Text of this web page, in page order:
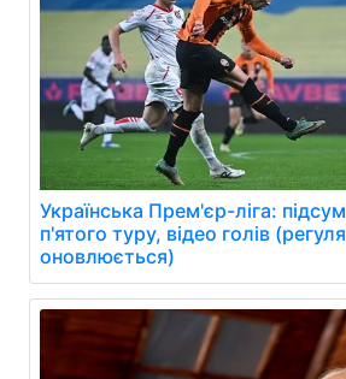
Українська Прем'єр-ліга:
п'ятого туру, відео голів
оновлюється)